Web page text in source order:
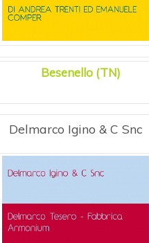
Besenello (TN)
Delmarco Igino & C Snc